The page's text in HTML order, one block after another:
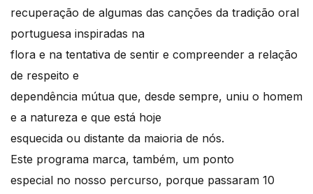
recuperação de algumas das canções da tradição oral
portuguesa inspiradas na
flora e na tentativa de sentir e compreender a relação
de respeito e
dependência mútua que, desde sempre, uniu o homem
e a natureza e que está hoje
esquecida ou distante da maioria de nós.
Este programa marca, também, um ponto
especial no nosso percurso, porque passaram 10